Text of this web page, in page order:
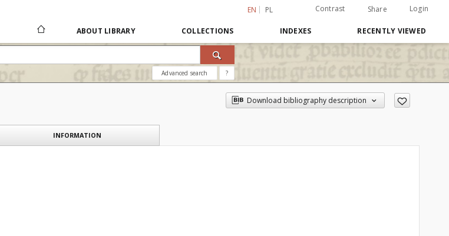
EN PL Contrast Share Login
ABOUT LIBRARY COLLECTIONS INDEXES RECENTLY VIEWED
Advanced search ?
Download bibliography description
INFORMATION